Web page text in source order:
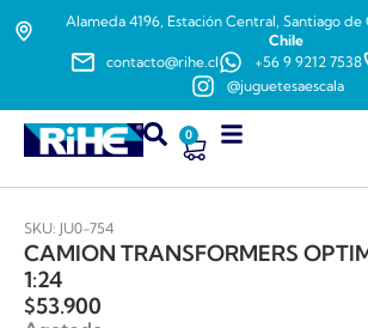
Alameda 4196, Estación Central, Santiago de
Chile
contacto@rihe.cl
+56 9 9212 7538
@juguetesaescala
0
SKU: JU0-754
CAMION TRANSFORMERS
1:24
$53.900